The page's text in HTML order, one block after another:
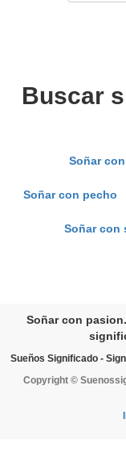
Buscar
Soñar
Soñar con pecho
Soñar con
Soñar con
Sueños Significado -
Copyright ©